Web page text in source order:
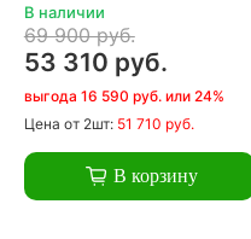
В наличии
69 900 руб.
53 310 руб.
выгода 16 590 руб. или 24%
Цена от 2шт: 51 710 руб.
В корзину